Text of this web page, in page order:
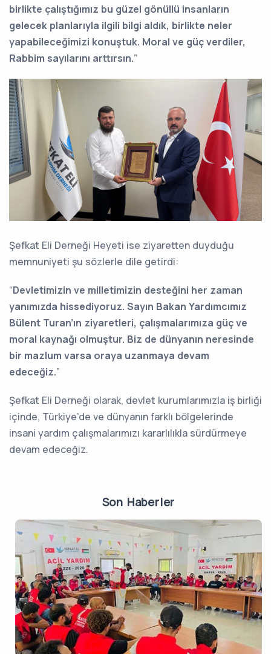
birlikte çalıştığımız bu güzel gönüllü insanların
gelecek planlarıyla ilgili bilgi aldık, birlikte neler
yapabileceğimizi konuştuk. Moral ve güç verdiler,
Rabbim sayılarını arttırsın.”
Şefkat Eli Derneği Heyeti ise ziyaretten duyduğu
memnuniyeti şu sözlerle dile getirdi:
“Devletimizin ve milletimizin desteğini her zaman
yanımızda hissediyoruz. Sayın Bakan Yardımcımız
Bülent Turan’ın ziyaretleri, çalışmalarımıza güç ve
moral kaynağı olmuştur. Biz de dünyanın neresinde
bir mazlum varsa oraya uzanmaya devam
edeceğiz.”
Şefkat Eli Derneği olarak, devlet kurumlarımızla iş birliği
içinde, Türkiye’de ve dünyanın farklı bölgelerinde
insani yardım çalışmalarımızı kararlılıkla sürdürmeye
devam edeceğiz.
Son Haberler